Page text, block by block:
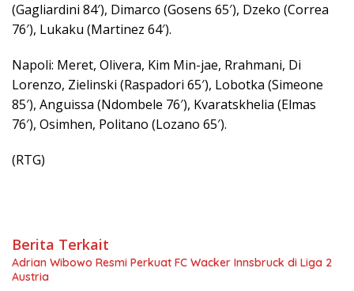
(Gagliardini 84′), Dimarco (Gosens 65′), Dzeko (Correa
76′), Lukaku (Martinez 64′).
Napoli: Meret, Olivera, Kim Min-jae, Rrahmani, Di
Lorenzo, Zielinski (Raspadori 65′), Lobotka (Simeone
85′), Anguissa (Ndombele 76′), Kvaratskhelia (Elmas
76′), Osimhen, Politano (Lozano 65′).
(RTG)
Berita Terkait
Adrian Wibowo Resmi Perkuat FC Wacker Innsbruck di Liga 2
Austria